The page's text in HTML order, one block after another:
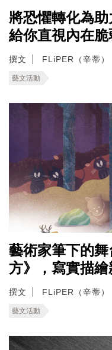
將恐懼轉化為
給你直視內在
撰文 FLiPER（辛蒂）
藝文活動
藝術家筆下的
方》，寫實描
撰文 FLiPER（辛蒂）
藝文活動